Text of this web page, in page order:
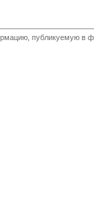
публикуемую